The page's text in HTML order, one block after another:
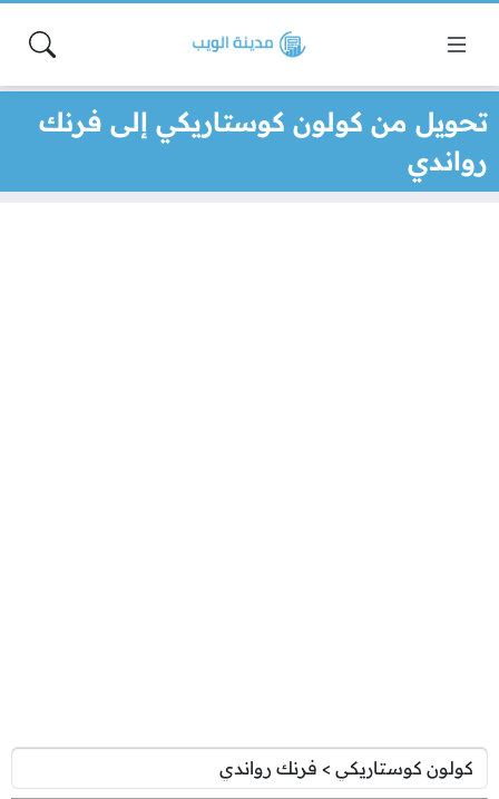
تحويل من كولون كوستاريكي إلى فرنك
رواندي